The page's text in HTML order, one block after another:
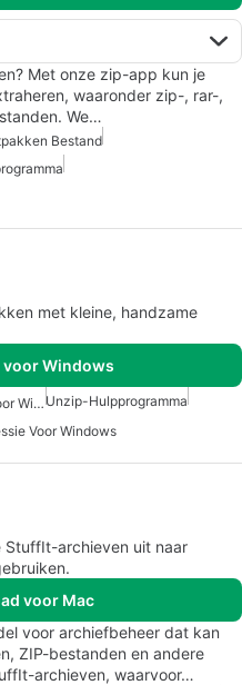
Met onze zip-app kun je
waaronder zip-, rar-,
We…
Bestand
met kleine, handzame
Windows
Gratis Unzip-Hulpprogramma Voor WindowsUnzip-Hulpprogramma
Voor Windows
StuffIt-archieven uit naar
voor Mac
voor archiefbeheer dat kan
ZIP-bestanden en andere
archieven, waarvoor…